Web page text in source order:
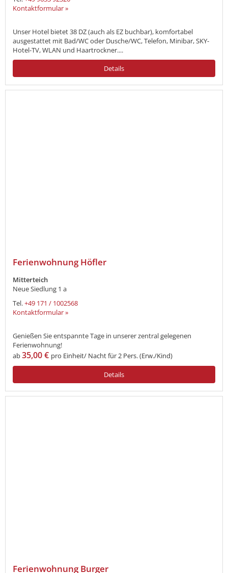
Kontaktformular »
Unser Hotel bietet 38 DZ (auch als EZ buchbar), komfortabel
ausgestattet mit Bad/WC oder Dusche/WC, Telefon, Minibar, SKY-
Hotel-TV, WLAN und Haartrockner....
Details
Ferienwohnung Höfler
Mitterteich
Neue Siedlung 1 a
Tel.+49 171 / 1002568
Kontaktformular »
Genießen Sie entspannte Tage in unserer zentral gelegenen
Ferienwohnung!
ab35,00 € pro Einheit/ Nacht für 2 Pers. (Erw./Kind)
Details
Ferienwohnung Burger